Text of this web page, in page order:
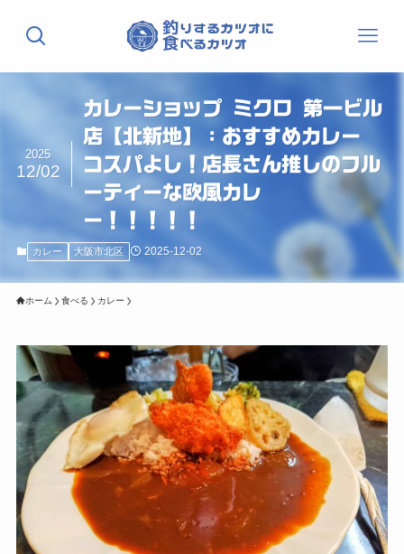
カレーショップ ミクロ 第一ビル
店【北新地】：おすすめカレー
コスパよし！店長さん推しのフル
ーティーな欧風カレ
ー！！！！！
2025
12/02
カレー 大阪市北区 2025-12-02
ホーム 食べる カレー